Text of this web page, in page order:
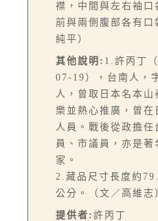
襟，中間與左右袖口
前與兩側腹部各有口
純平）
其他說明: 1.許丙丁
07-19），台南人，
人，曾取日本名本
樂並熱心推廣，曾在
人員。戰後從政擔任
員、市議員，亦是
家。
2.藏品尺寸長度約
公分。（文／高維志
提供者: 許丙丁